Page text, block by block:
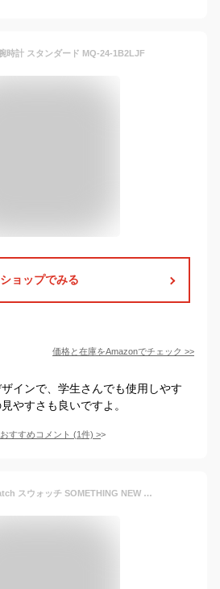
時計 スタンダード MQ-24-1B2LJF
ショップでみる
価格と在庫をAmazonでチェック >>
インで、学生さんでも使用しやす
やすさも良いですよ。
すすめコメント (1件) >
【公式ストア】Swatch スウォッチ SOMETHING NEW サムシング・ニュー LB153Originals (オリジナルズ) Lady (レディ) 【送料無料】レディース 腕時計 人気 定番 プレゼント